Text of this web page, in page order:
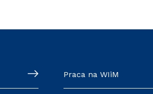
Praca na WIiM